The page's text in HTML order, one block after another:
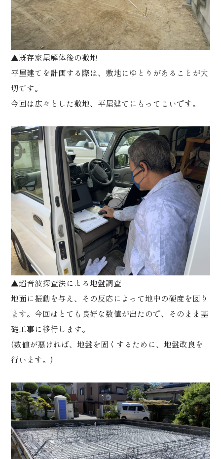
▲既存家屋解体後の敷地
平屋建てを計画する際は、敷地にゆとりがあることが大
切です。
今回は広々とした敷地、平屋建てにもってこいです。
▲超音波探査法による地盤調査
地面に振動を与え、その反応によって地中の硬度を図り
ます。今回はとても良好な数値が出たので、そのまま基
礎工事に移行します。
(数値が悪ければ、地盤を固くするために、地盤改良を
行います。)